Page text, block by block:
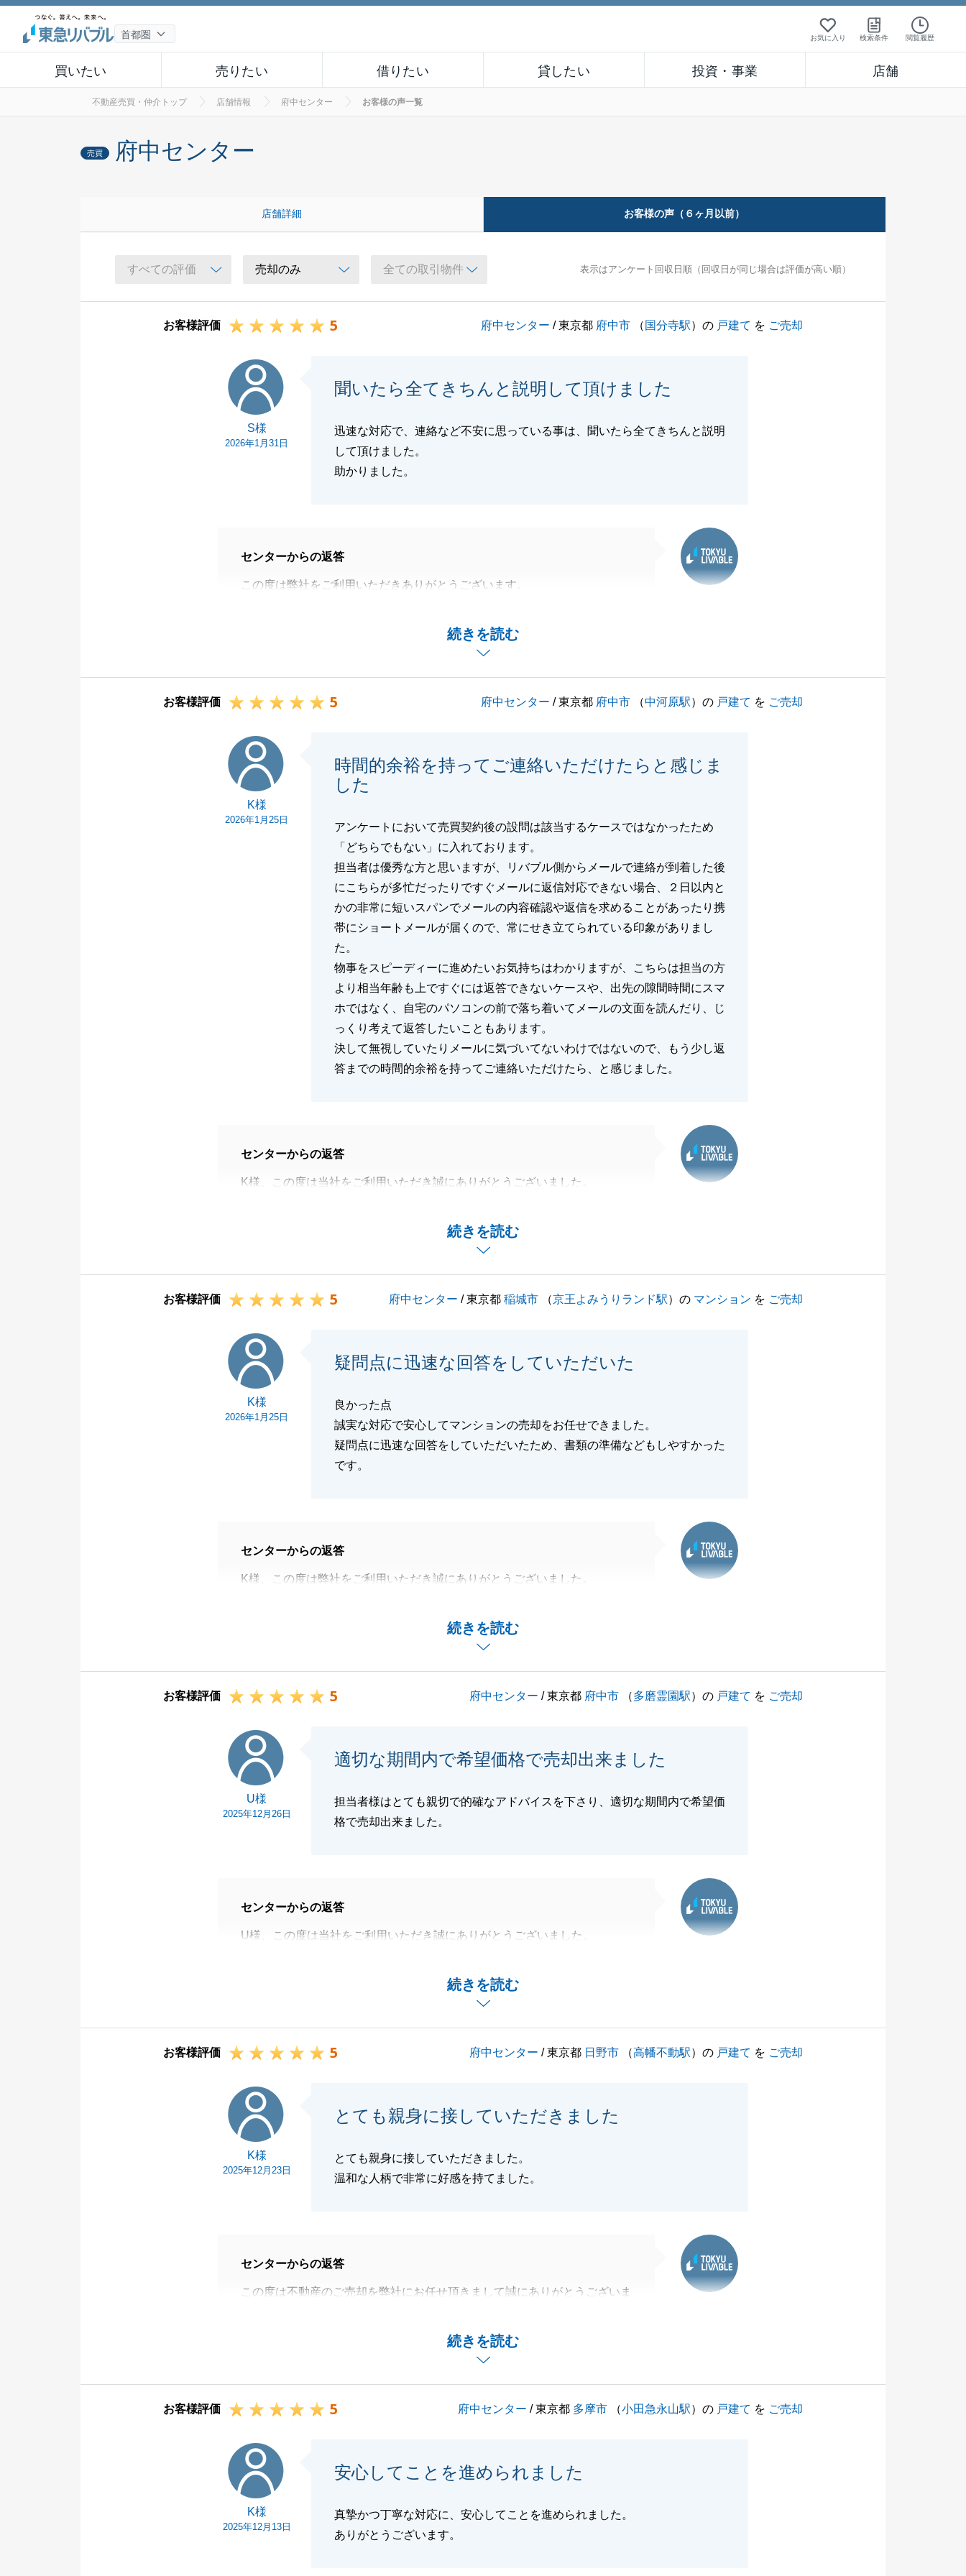
お気に入り 検索条件 閲覧履歴
買いたい 売りたい 借りたい 貸したい 投資・事業 店舗
不動産売買・仲介トップ 店舗情報 府中センター お客様の声一覧
売買 府中センター
店舗詳細 お客様の声（６ヶ月以前）
表示はアンケート回収日順（回収日が同じ場合は評価が高い順）
お客様評価 5 府中センター / 東京都 府中市 （ 国分寺駅）の 戸建て を ご売却
S様
2026年1月31日
聞いたら全てきちんと説明して頂けました
迅速な対応で、連絡など不安に思っている事は、聞いたら全てきちんと説明
して頂けました。
助かりました。
続きを読む
センターからの返答
この度は弊社をご利用いただきありがとうございます。
今後も更に質の高いサービスを提供できるよう精進してまいります。
お客様評価 5 府中センター / 東京都 府中市 （中河原駅）の 戸建て を ご売却
K様
2026年1月25日
時間的余裕を持ってご連絡いただけたらと感じま
した
アンケートにおいて売買契約後の設問は該当するケースではなかったため
「どちらでもない」に入れております。
担当者は優秀な方と思いますが、リバブル側からメールで連絡が到着した後
にこちらが多忙だったりですぐメールに返信対応できない場合、２日以内と
かの非常に短いスパンでメールの内容確認や返信を求めることがあったり携
帯にショートメールが届くので、常にせき立てられている印象がありまし
た。
物事をスピーディーに進めたいお気持ちはわかりますが、こちらは担当の方
より相当年齢も上ですぐには返答できないケースや、出先の隙間時間にスマ
ホではなく、自宅のパソコンの前で落ち着いてメールの文面を読んだり、じ
っくり考えて返答したいこともあります。
決して無視していたりメールに気づいてないわけではないので、もう少し返
答までの時間的余裕を持ってご連絡いただけたら、と感じました。
続きを読む
センターからの返答
K様、この度は当社をご利用いただき誠にありがとうございました。
ご契約やご決済の大切なご案内のため、ご確認いただけているか心配になり
感謝申し上げます。
お客様評価 5 府中センター / 東京都稲城市 （京王よみうりランド駅）の マンション を ご売却
K様
2026年1月25日
疑問点に迅速な回答をしていただいた
良かった点
誠実な対応で安心してマンションの売却をお任せできました。
疑問点に迅速な回答をしていただいたため、書類の準備などもしやすかった
です。
続きを読む
センターからの返答
K様、この度は弊社をご利用いただき誠にありがとうございました。
この度はK様のお手伝いができ、大変嬉しく感じております。
今後とも不動産でお困りのことがあればどうぞお気軽にお申し付けくださ
閉じる
お客様評価 5 府中センター / 東京都 府中市 （多磨霊園駅）の 戸建て を ご売却
U様
2025年12月26日
適切な期間内で希望価格で売却出来ました
担当者様はとても親切で的確なアドバイスを下さり、適切な期間内で希望価
格で売却出来ました。
続きを読む
センターからの返答
U様、この度は当社をご利用いただき誠にありがとうございました。
に円滑にお話を前に進めることができました。
閉じる
お客様評価 5 府中センター / 東京都 日野市 （高幡不動駅）の 戸建て を ご売却
K様
2025年12月23日
とても親身に接していただきました
とても親身に接していただきました。
温和な人柄で非常に好感を持てました。
続きを読む
センターからの返答
この度は不動産のご売却を弊社にお任せ頂きまして誠にありがとうございま
少しお時間を頂きましたが、無事にお引渡しが終わり私も嬉しいです。
成約を信じてお待ち頂いたK様のお陰で好条件で売却ができたのだと感じて
引き続きよろしくお願いいたします。
お客様評価 5 府中センター / 東京都 多摩市 （小田急永山駅）の 戸建て を ご売却
K様
2025年12月13日
安心してことを進められました
真摯かつ丁寧な対応に、安心してことを進められました。
ありがとうございます。